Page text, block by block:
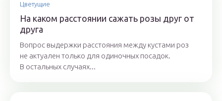
Цветущие
На каком расстоянии сажать розы друг от
друга
Вопрос выдержки расстояния между кустами роз
не актуален только для одиночных посадок.
В остальных случаях...